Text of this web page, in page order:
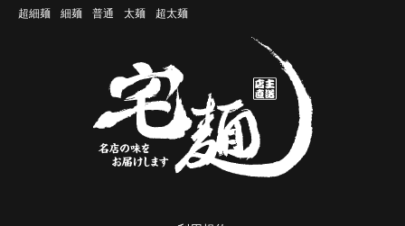
超細麺
細麺 普通 太麺 超太麺